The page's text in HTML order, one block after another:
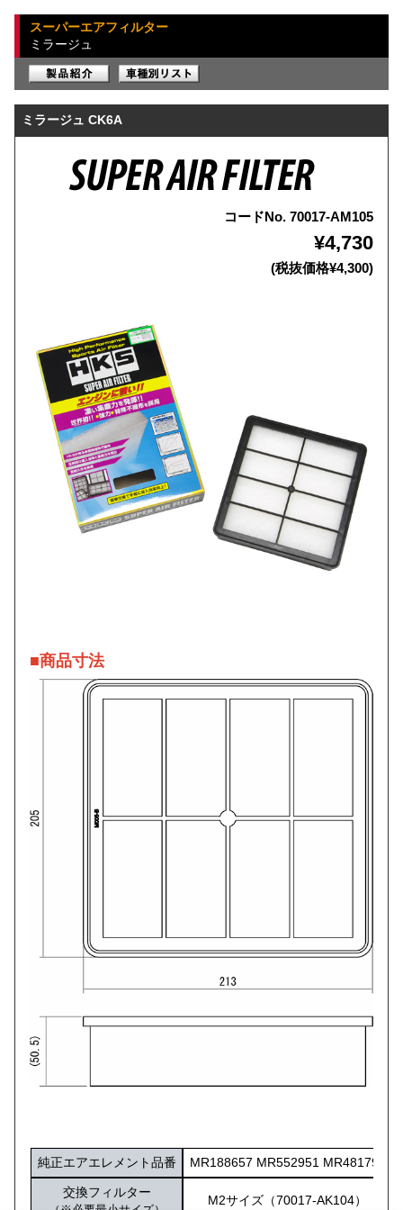
スーパーエアフィルター
ミラージュ
ミラージュ CK6A
コードNo. 70017-AM105
¥4,730
(税抜価格¥4,300)
■商品寸法
純正エアエレメント品番 MR188657 MR552951 MR481794
交換フィルター
M2サイズ（70017-AK104）